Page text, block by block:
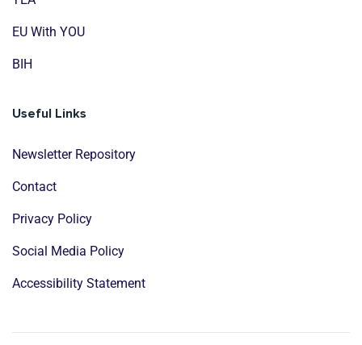
EU With YOU
BIH
Useful Links
Newsletter Repository
Contact
Privacy Policy
Social Media Policy
Accessibility Statement